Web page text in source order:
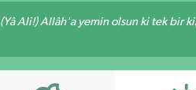
(Yâ Ali!) Allâh'a yemin olsun ki tek bir